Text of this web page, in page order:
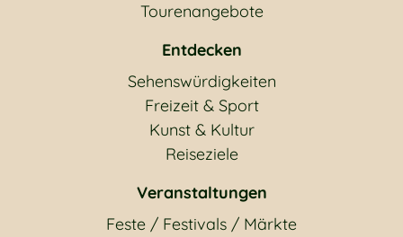
Tourenangebote
Entdecken
Sehenswürdigkeiten
Freizeit & Sport
Kunst & Kultur
Reiseziele
Veranstaltungen
Feste / Festivals / Märkte